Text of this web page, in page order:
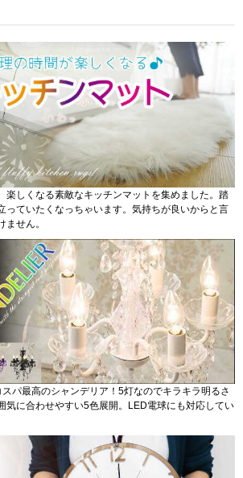
楽しくなる素敵なキッチンマットを集めました。踏
っていたくなっちゃいます。気持ちが良いからと言
ません。
パ最高のシャンデリア！5灯なのでキラキラ明るさ
気に合わせやすい5色展開。LED電球にも対応してい